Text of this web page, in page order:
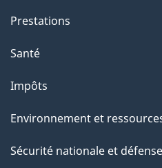
"
Prestations
Santé
Impôts
Environnement et
Sécurité nationale et défense